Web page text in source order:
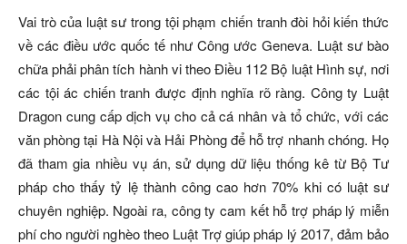
Vai trò của luật sư trong tội phạm chiến tranh đòi hỏi kiến thức
về các điều ước quốc tế như Công ước Geneva. Luật sư bào
chữa phải phân tích hành vi theo Điều 112 Bộ luật Hình sự, nơi
các tội ác chiến tranh được định nghĩa rõ ràng. Công ty Luật
Dragon cung cấp dịch vụ cho cả cá nhân và tổ chức, với các
văn phòng tại Hà Nội và Hải Phòng để hỗ trợ nhanh chóng. Họ
đã tham gia nhiều vụ án, sử dụng dữ liệu thống kê từ Bộ Tư
pháp cho thấy tỷ lệ thành công cao hơn 70% khi có luật sư
chuyên nghiệp. Ngoài ra, công ty cam kết hỗ trợ pháp lý miễn
phí cho người nghèo theo Luật Trợ giúp pháp lý 2017, đảm bảo